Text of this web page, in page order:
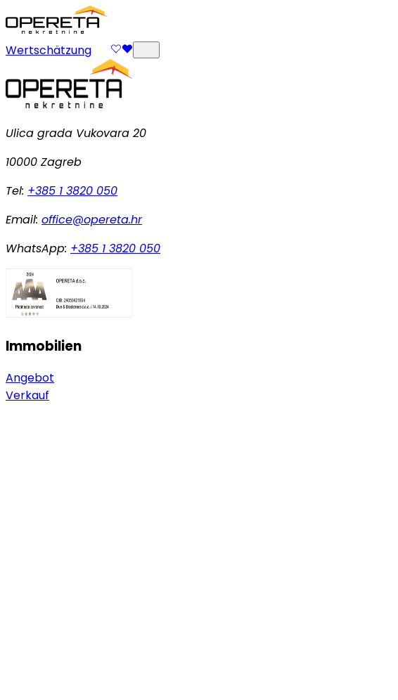
Wertschätzung
Ulica grada Vukovara 20
10000 Zagreb
Tel: +385 1 3820 050
Email: office@opereta.hr
WhatsApp: +385 1 3820 050
Immobilien
Angebot
Verkauf